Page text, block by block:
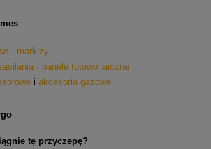
· markizy
· panele fotowoltaiczne
i akcesoria gazowe
tę przyczepę?